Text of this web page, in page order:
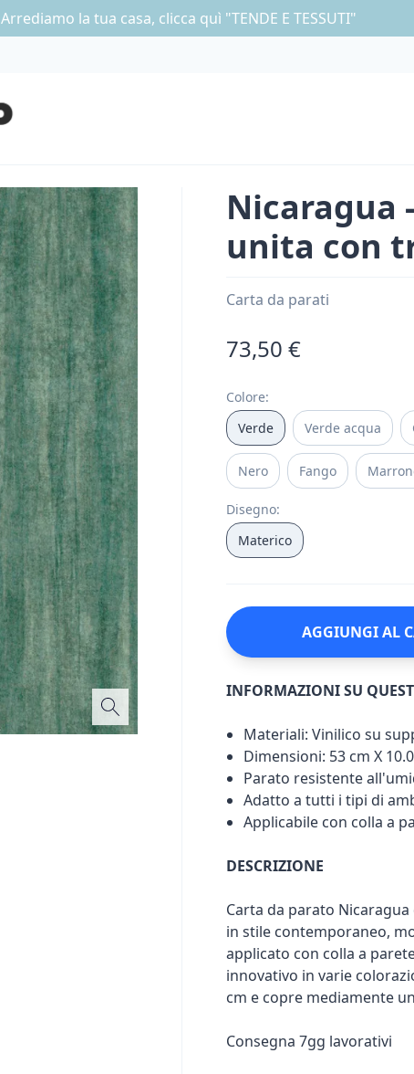
Arrediamo la tua casa, clicca quì "TENDE E TESSUTI"
Nicaragua
unita con
Carta da parati
73,50 €
Colore:
Verde
Verde acqua
Nero Fango
Disegno:
Materico
AGGIUNGI AL
INFORMAZIONI SU
Materiali: Vinilico su
Dimensioni: 53 cm X
Parato resistente
Adatto a tutti i tipi di
Applicabile con colla a
DESCRIZIONE
Carta da parato Nicaragua
in stile contemporaneo,
applicato con colla a
innovativo in varie
cm e copre mediamente
Consegna 7gg lavorativi